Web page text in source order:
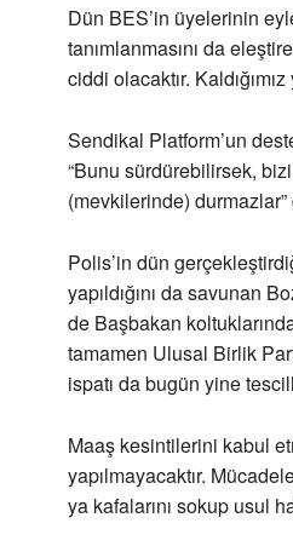
Dün BES’in üyelerinin
tanımlanmasını da
ciddi olacaktır.
Sendikal Platform’un
“Bunu sürdürebilirsek,
(mevkilerinde) durmazlar”
Polis’in dün
yapıldığını da savunan
de Başbakan
tamamen Ulusal Birlik
ispatı da bugün yine
Maaş kesintilerini kabul
yapılmayacaktır.
ya kafalarını sokup usul